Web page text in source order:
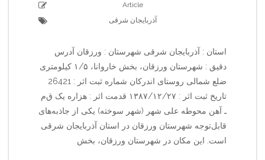
Article
آذربایجان شرقی
استان : آذربایجان شرقی شهرستان : ورزقان آدرس
دقیق : شهرستان ورزقان، بخش خاروانا، ۱/۵ کیلومتری
ضلع شمالی روستای اندرکان شماره ثبت اثر : 26421
تاریخ ثبت اثر : ۱۳۸۷/۱۲/۲۷ قدمت اثر : هزاره یک ق‌م‌
ـ آهن محوطه علی شهر (شهر سوخته) یکی از جاذبه‌های
قابل‌توجه شهرستان ورزقان در استان آذربایجان شرقی
است. این مکان در شهرستان ورزقان، بخش